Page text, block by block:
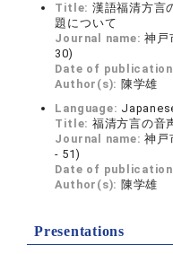
Title: 漢語福清方言
題について
Journal name:神戸
30)
Date of
Author(s): 陳学雄
Language:
Title: 福清方言の音
Journal name:神戸
- 51)
Date of
Author(s): 陳学雄
Presentations